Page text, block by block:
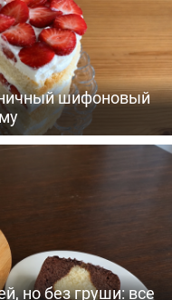
шифоновый
но без груши: все